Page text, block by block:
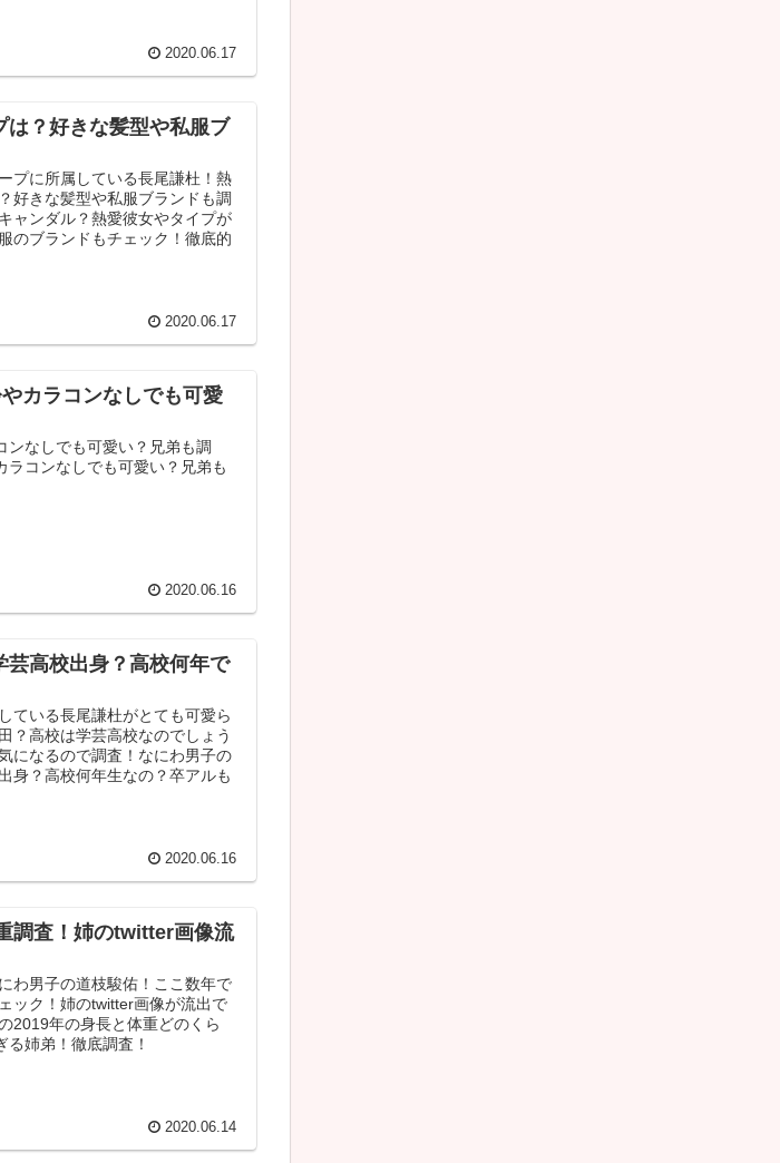
2020.06.17
は？好きな髪型や私服ブ
プに所属している長尾謙杜！熱
好きな髪型や私服ブランドも調
ャンダル？熱愛彼女やタイプが
のブランドもチェック！徹底的
2020.06.17
カラコンなしでも可愛
ンなしでも可愛い？兄弟も調
コンなしでも可愛い？兄弟も
2020.06.16
芸高校出身？高校何年で
ている長尾謙杜がとても可愛ら
？高校は学芸高校なのでしょう
になるので調査！なにわ男子の
身？高校何年生なの？卒アルも
2020.06.16
調査！姉のtwitter画像流
わ男子の道枝駿佑！ここ数年で
ック！姉のtwitter画像が流出で
2019年の身長と体重どのくら
姉弟！徹底調査！
2020.06.14